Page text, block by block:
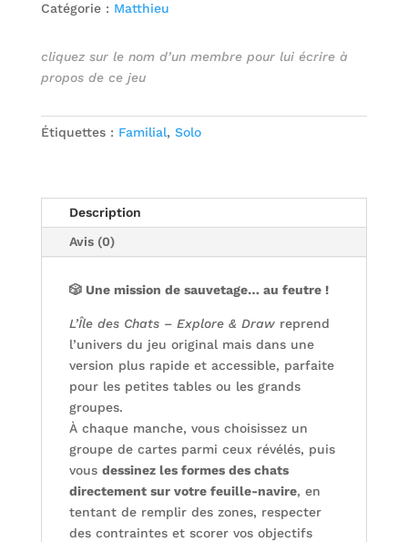
Catégorie : Matthieu
cliquez sur le nom d’un membre pour lui écrire à
propos de ce jeu
Étiquettes : Familial, Solo
Description
Avis (0)
🎲 Une mission de sauvetage… au feutre !
L’Île des Chats – Explore & Drawreprend
l’univers du jeu original mais dans une
version plus rapide et accessible, parfaite
pour les petites tables ou les grands
groupes.
À chaque manche, vous choisissez un
groupe de cartes parmi ceux révélés, puis
vous dessinez les formes des chats
directement sur votre feuille-navire, en
tentant de remplir des zones, respecter
des contraintes et scorer vos objectifs